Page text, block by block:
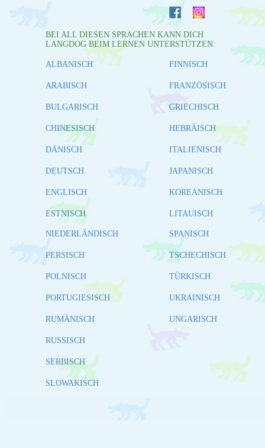
BEI ALL DIESEN SPRACHEN KANN DICH
LANGDOG BEIM LERNEN UNTERSTÜTZEN:
ALBANISCH
ARABISCH
BULGARISCH
CHINESISCH
DÄNISCH
DEUTSCH
ENGLISCH
ESTNISCH
FINNISCH
FRANZÖSISCH
GRIECHISCH
HEBRÄISCH
ITALIENISCH
JAPANISCH
KOREANISCH
LITAUISCH
NIEDERLÄNDISCH
PERSISCH
POLNISCH
PORTUGIESISCH
RUMÄNISCH
RUSSISCH
SERBISCH
SLOWAKISCH
SPANISCH
TSCHECHISCH
TÜRKISCH
UKRAINISCH
UNGARISCH